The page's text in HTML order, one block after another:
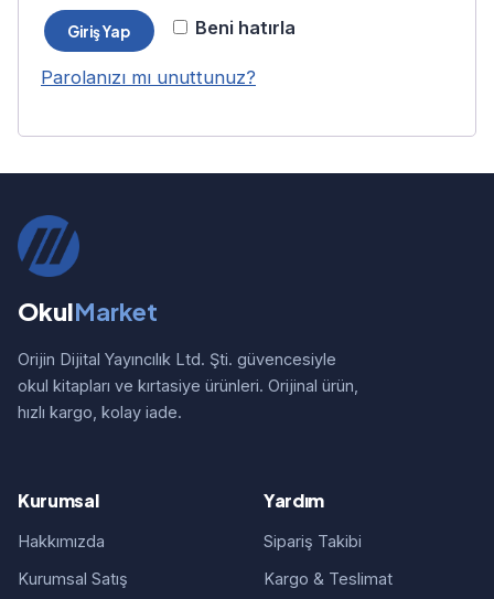
Beni hatırla
Giriş Yap
Parolanızı mı unuttunuz?
OkulMarket
Orijin Dijital Yayıncılık Ltd. Şti. güvencesiyle
okul kitapları ve kırtasiye ürünleri. Orijinal ürün,
hızlı kargo, kolay iade.
Kurumsal
Hakkımızda
Kurumsal Satış
Yardım
Sipariş Takibi
Kargo & Teslimat